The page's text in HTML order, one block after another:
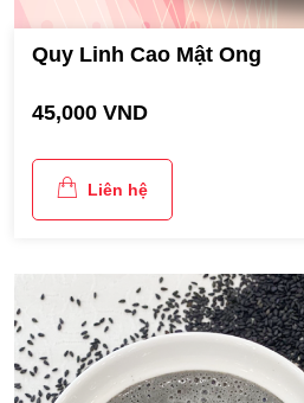
Quy Linh Cao Mật Ong
45,000 VND
Liên hệ